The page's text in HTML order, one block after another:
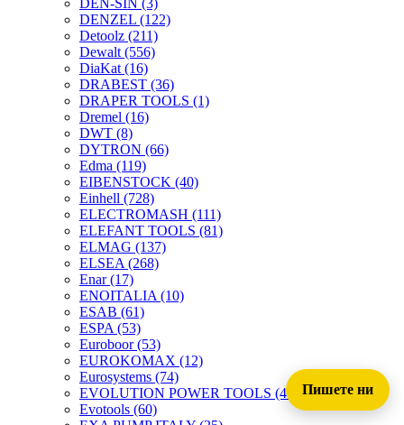
DEN-SIN (3)
DENZEL (122)
Detoolz (211)
Dewalt (556)
DiaKat (16)
DRABEST (36)
DRAPER TOOLS (1)
Dremel (16)
DWT (8)
DYTRON (66)
Edma (119)
EIBENSTOCK (40)
Einhell (728)
ELECTROMASH (111)
ELEFANT TOOLS (81)
ELMAG (137)
ELSEA (268)
Enar(17)
ENOITALIA (10)
ESAB (61)
ESPA (53)
Euroboor(53)
EUROKOMAX (12)
Eurosystems (74)
EVOLUTION POWER TOOLS (45)
Evotools (60)
Пишете ни